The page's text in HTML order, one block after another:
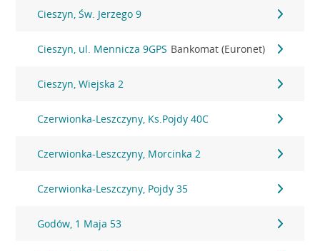
Cieszyn, Św. Jerzego 9
Cieszyn, ul. Mennicza 9GPS Bankomat (Euronet)
Cieszyn, Wiejska 2
Czerwionka-Leszczyny, Ks.Pojdy 40C
Czerwionka-Leszczyny, Morcinka 2
Czerwionka-Leszczyny, Pojdy 35
Godów, 1 Maja 53